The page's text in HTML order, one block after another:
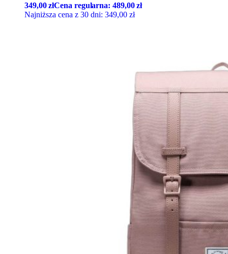
349,00złCena regularna:489,00zł
Najniższa cena z 30 dni: 349,00 zł